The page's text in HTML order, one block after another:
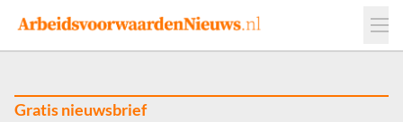
Events
Adverteren
Werkgevers
Gratis nieuwsbrief